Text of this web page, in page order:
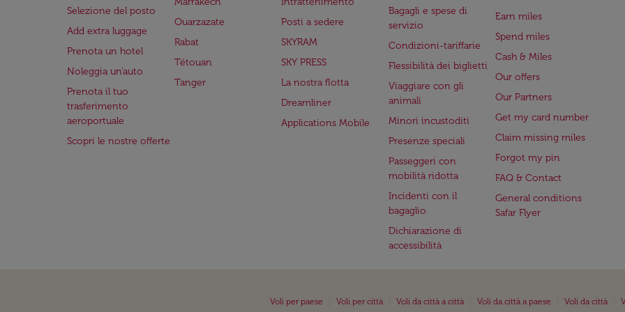
Selezione del posto
Add extra luggage
Prenota un hotel
Noleggia un'auto
Prenota il tuo
trasferimento
aeroportuale
Scopri le nostre offerte
Ouarzazate
Rabat
Tétouan
Tanger
Posti a sedere
SKYRAM
SKY PRESS
La nostra flotta
Dreamliner
Applications Mobile
Bagagli e spese di
servizio
Condizioni-tariffarie
Flessibilità dei biglietti
Viaggiare con gli
animali
Minori incustoditi
Presenze speciali
Passeggeri con
mobilità ridotta
Incidenti con il
bagaglio
Dichiarazione di
accessibilità
Earn miles
Spend miles
Cash & Miles
Our offers
Our Partners
Get my card number
Claim missing miles
Forgot my pin
FAQ & Contact
General conditions
Safar Flyer
Voli per paese Voli per città Voli da città a città Voli da città a paese Voli da città